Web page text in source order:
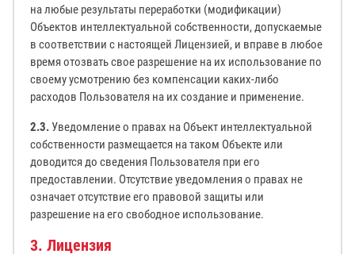
на любые результаты переработки (модификации)
Объектов интеллектуальной собственности, допускаемые
в соответствии с настоящей Лицензией, и вправе в любое
время отозвать свое разрешение на их использование по
своему усмотрению без компенсации каких-либо
расходов Пользователя на их создание и применение.
2.3.Уведомление о правах на Объект интеллектуальной
собственности размещается на таком Объекте или
доводится до сведения Пользователя при его
предоставлении. Отсутствие уведомления о правах не
означает отсутствие его правовой защиты или
разрешение на его свободное использование.
3. Лицензия